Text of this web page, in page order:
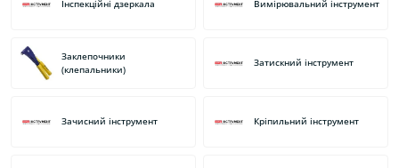
Інспекційні дзеркала Вимірювальний інструмент
Заклепочники
(клепальники)
Затискний інструмент
Зачисний інструмент Кріпильний інструмент